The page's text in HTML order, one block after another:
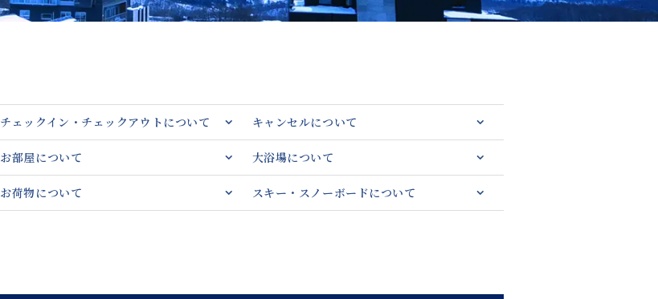
チェックイン・チェックアウトについて キャンセルについて
お部屋について 大浴場について
お荷物について スキー・スノーボードについて